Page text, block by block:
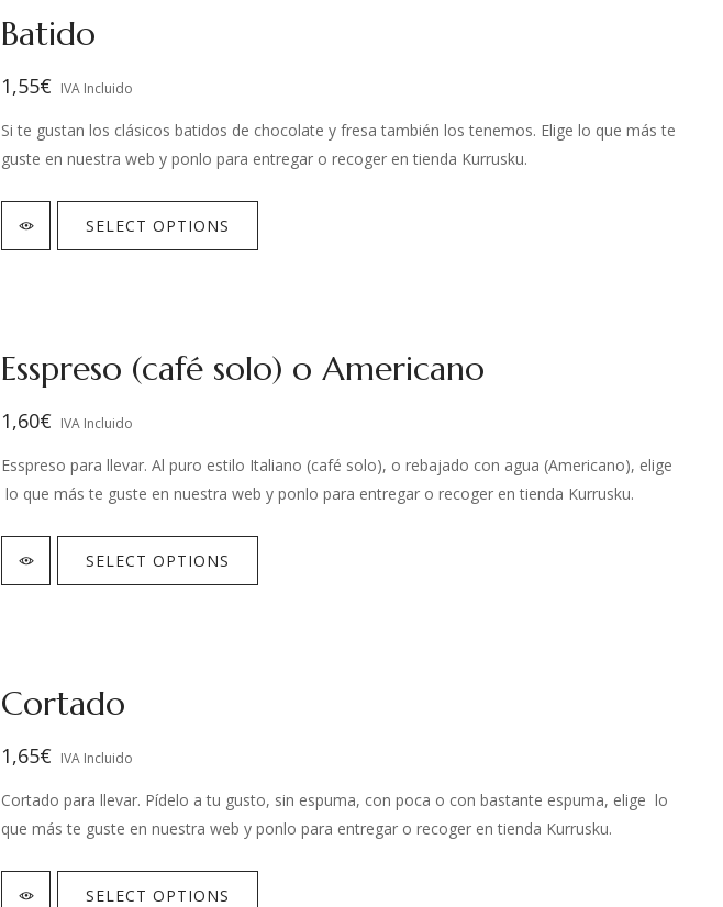
Batido
1,55€ IVA Incluido
Si te gustan los clásicos batidos de chocolate y fresa también los tenemos. Elige lo que más te
guste en nuestra web y ponlo para entregar o recoger en tienda Kurrusku.
SELECT OPTIONS
Esspreso (café solo) o Americano
1,60€ IVA Incluido
Esspreso para llevar. Al puro estilo Italiano (café solo), o rebajado con agua (Americano), elige
lo que más te guste en nuestra web y ponlo para entregar o recoger en tienda Kurrusku.
SELECT OPTIONS
Cortado
1,65€ IVA Incluido
Cortado para llevar. Pídelo a tu gusto, sin espuma, con poca o con bastante espuma, elige lo
que más te guste en nuestra web y ponlo para entregar o recoger en tienda Kurrusku.
SELECT OPTIONS